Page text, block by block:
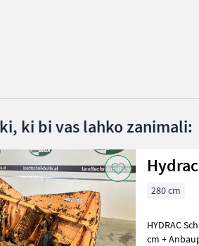
ki bi vas lahko zanimali:
280 cm
HYDRAC
cm +